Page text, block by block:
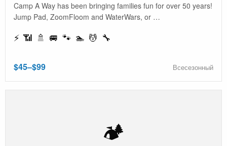
Camp A Way has been bringing families fun for over 50 years!
Jump Pad, ZoomFloom and WaterWars, or …
⚡ 📶 🚿 🚐 🐾 🏊 💆 🔧
$45–$99 Всесезонный
🏕️